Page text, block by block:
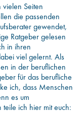
vielen Seiten
die passenden
gewendet,
Ratgeber gelesen
in ihren
viel gelernt. Als
in der beruflichen
für das berufliche
ich, dass Menschen
es um
teile ich hier mit euch: